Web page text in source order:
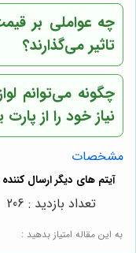
چه عواملی بر
تاثیر می‌گذارند؟
چگونه می‌توانم
نیاز خود را از
مشخصات
به این مقاله امتیاز بدهید :
تعداد بازدید : 206